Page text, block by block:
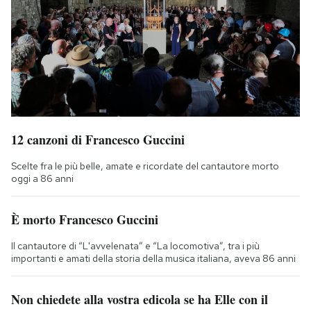
12 canzoni di Francesco Guccini
Scelte fra le più belle, amate e ricordate del cantautore morto
oggi a 86 anni
È morto Francesco Guccini
Il cantautore di “L'avvelenata” e “La locomotiva”, tra i più
importanti e amati della storia della musica italiana, aveva 86 anni
Non chiedete alla vostra edicola se ha Elle con il